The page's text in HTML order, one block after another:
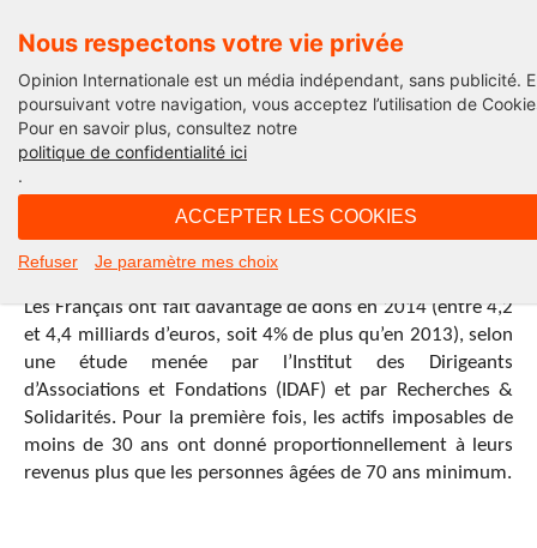
Nous respectons votre vie privée
Opinion Internationale est un média indépendant, sans publicité.
poursuivant votre navigation, vous acceptez l’utilisation de
Pour en savoir plus, consultez notre
politique de confidentialité ici
.
ACCEPTER LES COOKIES
Refuser Je paramètre mes choix
Inflation de générosité en France en
vendredi 27 novembre 2015 - 10H35
Les Français ont fait davantage de dons en 2014 (entre 4,2
et 4,4 milliards d’euros, soit 4% de plus qu’en 2013), selon
une étude menée par l’Institut des Dirigeants
d’Associations et Fondations (IDAF) et par Recherches &
Solidarités. Pour la première fois, les actifs imposables de
moins de 30 ans ont donné proportionnellement à leurs
revenus plus que les personnes âgées de 70 ans minimum.